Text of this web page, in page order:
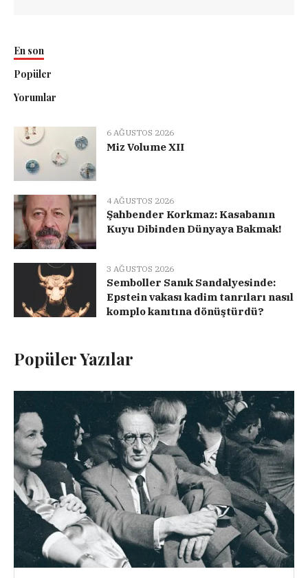
En son
Popüler
Yorumlar
6 AĞUSTOS 2026
Miz Volume XII
4 AĞUSTOS 2026
Şahbender Korkmaz: Kasabanın
Kuyu Dibinden Dünyaya Bakmak!
3 AĞUSTOS 2026
Semboller Sanık Sandalyesinde:
Epstein vakası kadim tanrıları nasıl
komplo kanıtına dönüştürdü?
Popüler Yazılar